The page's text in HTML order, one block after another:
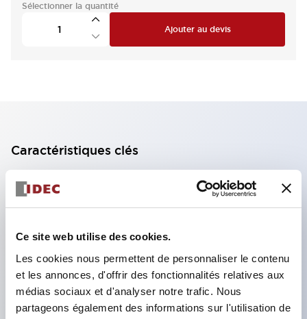
Ce site web utilise des cookies.
Les cookies nous permettent de personnaliser le contenu
et les annonces, d'offrir des fonctionnalités relatives aux
médias sociaux et d'analyser notre trafic. Nous
partageons également des informations sur l'utilisation de
Sélectionner la quantité
Ajouter au devis
Caractéristiques clés
Bloc de contact à 2 étages avec 2 contacts,
permettant une configuration à 4 contacts
contact à 11 étages), 59,9 mm (*bloc de contact à
22 étages). Conception peu encombrante
possible.